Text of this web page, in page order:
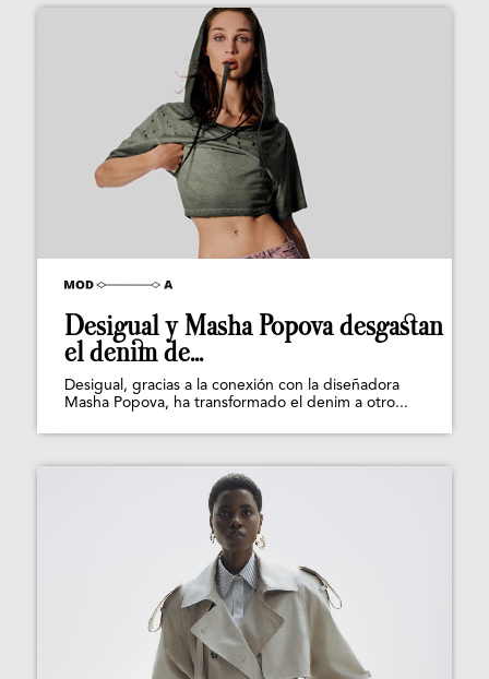
Desigual y Masha Popova desgastan
el denim de...
Desigual, gracias a la conexión con la diseñadora
Masha Popova, ha transformado el denim a otro...